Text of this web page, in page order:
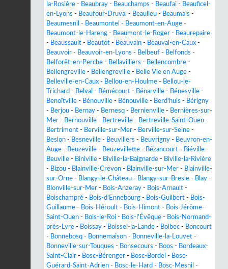
la-Rosière - Beaubray - Beauchamps - Beaufai - Beauficel-
en-Lyons - Beaufour-Druval - Beaulieu - Beaumais -
Beaumesnil - Beaumontel - Beaumont-en-Auge -
Beaumont-le-Hareng - Beaumont-le-Roger - Beaurepaire
- Beaussault - Beautot - Beauvain - Beauval-en-Caux -
Beauvoir - Beauvoir-en-Lyons - Belbeuf - Belfonds -
Belforêt-en-Perche - Bellavilliers - Bellencombre -
Bellengreville - Bellengreville - Belle Vie en Auge -
Belleville-en-Caux - Bellou-en-Houlme - Bellou-le-
Trichard - Belval - Bémécourt - Bénarville - Bénesville -
Benoîtville - Bénouville - Bénouville - Berd'huis - Bérigny
- Berjou - Bernay - Bernesq - Bernienville - Bernières-sur-
Mer - Bernouville - Bertreville - Bertreville-Saint-Ouen -
Bertrimont - Berville-sur-Mer - Berville-sur-Seine -
Beslon - Besneville - Beuvillers - Beuvrigny - Beuvron-en-
Auge - Beuzeville - Beuzevillette - Bézancourt - Biéville-
Beuville - Biniville - Biville-la-Baignarde - Biville-la-Rivière
- Bizou - Blainville-Crevon - Blainville-sur-Mer - Blainville-
sur-Orne - Blangy-le-Château - Blangy-sur-Bresle - Blay -
Blonville-sur-Mer - Bois-Anzeray - Bois-Arnault -
Boischampré - Bois-d'Ennebourg - Bois-Guilbert - Bois-
Guillaume - Bois-Héroult - Bois-Himont - Bois-Jérôme-
Saint-Ouen - Bois-le-Roi - Bois-l'Évêque - Bois-Normand-
près-Lyre - Boissay - Boissei-la-Lande - Bolbec - Boncourt
- Bonnebosq - Bonnemaison - Bonneville-la-Louvet -
Bonneville-sur-Touques - Bonsecours - Boos - Bordeaux-
Saint-Clair - Bosc-Bérenger - Bosc-Bordel - Bosc-
Guérard-Saint-Adrien - Bosc-le-Hard - Bosc-Mesnil -